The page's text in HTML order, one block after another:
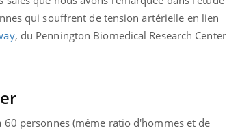
qui souffrent de tension artérielle en lien
, du Pennington Biomedical Research Center
personnes (même ratio d'hommes et de